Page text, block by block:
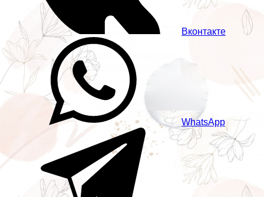
Вконтакте
WhatsApp